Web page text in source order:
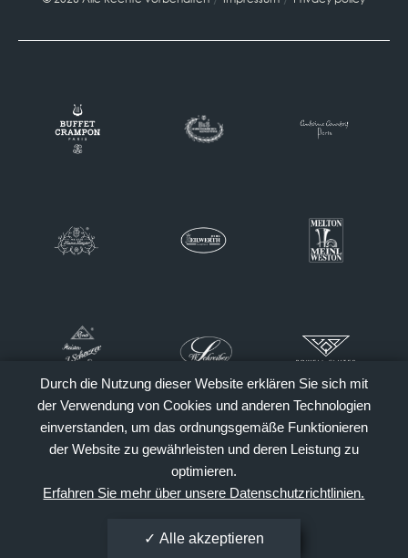
Durch die Nutzung dieser Website erklären Sie sich mit
der Verwendung von Cookies und anderen Technologien
einverstanden, um das ordnungsgemäße Funktionieren
der Website zu gewährleisten und deren Leistung zu
optimieren.
Erfahren Sie mehr über unsere Datenschutzrichtlinien.
Alle akzeptieren